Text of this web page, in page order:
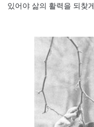
있어야 삶의 활력을 되찾